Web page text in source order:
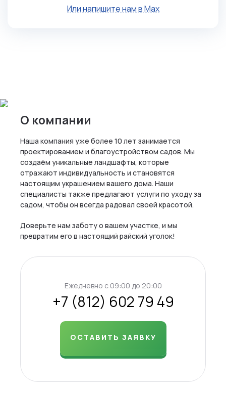
Или напишите нам в Max
О компании
Наша компания уже более 10 лет занимается
проектированием и благоустройством садов. Мы
создаём уникальные ландшафты, которые
отражают индивидуальность и становятся
настоящим украшением вашего дома. Наши
специалисты также предлагают услуги по уходу за
садом, чтобы он всегда радовал своей красотой.
Доверьте нам заботу о вашем участке, и мы
превратим его в настоящий райский уголок!
Ежедневно c 09:00 до 20:00
+7 (812) 602 79 49
ОСТАВИТЬ ЗАЯВКУ